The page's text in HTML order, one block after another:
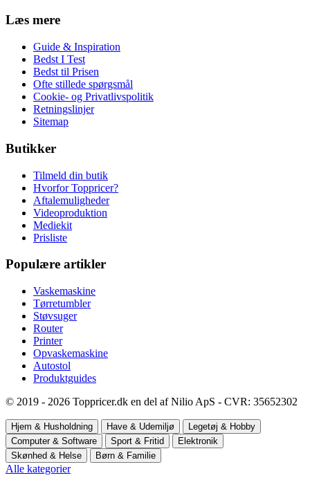
Læs mere
Guide & Inspiration
Bedst I Test
Bedst til Prisen
Ofte stillede spørgsmål
Cookie- og Privatlivspolitik
Retningslinjer
Sitemap
Butikker
Tilmeld din butik
Hvorfor Toppricer?
Aftalemuligheder
Videoproduktion
Mediekit
Prisliste
Populære artikler
Vaskemaskine
Tørretumbler
Støvsuger
Router
Printer
Opvaskemaskine
Autostol
Produktguides
© 2019 - 2026 Toppricer.dk en del af Nilio ApS - CVR: 35652302
Hjem & Husholdning Have & Udemiljø
Legetøj & Hobby
Computer & Software
Sport & Fritid
Elektronik
Skønhed & Helse
Børn & Familie
Alle kategorier